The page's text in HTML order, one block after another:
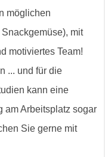
möglichen
mit
motiviertes Team!
... und für die
kann eine
am Arbeitsplatz sogar
Sie gerne mit